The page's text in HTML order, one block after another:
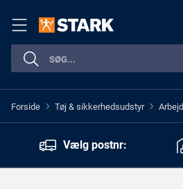
Forside > Tøj & sikkerhedsudstyr >
Vælg postnr: